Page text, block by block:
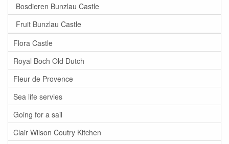
Bosdieren Bunzlau Castle
Fruit Bunzlau Castle
Flora Castle
Royal Boch Old Dutch
Fleur de Provence
Sea life servies
Going for a sail
Clair Wilson Coutry Kitchen